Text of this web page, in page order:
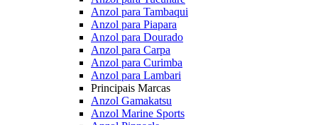
Anzol para Tambaqui
Anzol para Piapara
Anzol para Dourado
Anzol para Carpa
Anzol para Curimba
Anzol para Lambari
Principais Marcas
Anzol Gamakatsu
Anzol Marine Sports